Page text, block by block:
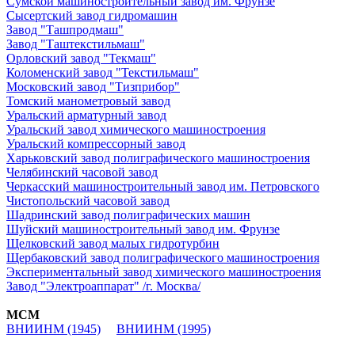
Сысертский завод гидромашин
Завод "Ташпродмаш"
Завод "Таштекстильмаш"
Орловский завод "Текмаш"
Коломенский завод "Текстильмаш"
Московский завод "Тизприбор"
Томский манометровый завод
Уральский арматурный завод
Уральский завод химического машиностроения
Уральский компрессорный завод
Харьковский завод полиграфического машиностроения
Челябинский часовой завод
Черкасский машиностроительный завод им. Петровского
Чистопольский часовой завод
Шадринский завод полиграфических машин
Шуйский машиностроительный завод им. Фрунзе
Щелковский завод малых гидротурбин
Щербаковский завод полиграфического машиностроения
Экспериментальный завод химического машиностроения
Завод "Электроаппарат" /г. Москва/
МСМ
ВНИИНМ (1945)
ВНИИНМ (1995)